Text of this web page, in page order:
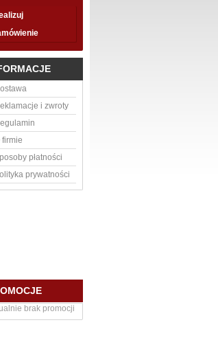
Sprężyna
gazowa...
i zwroty
firmie
płatności
prywatności
brak promocji